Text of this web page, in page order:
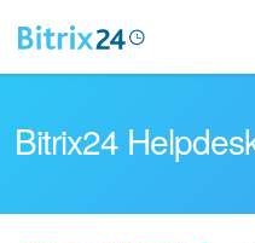
Bitrix24